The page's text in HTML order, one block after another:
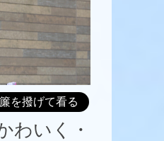
を撥げて看る
わいく・